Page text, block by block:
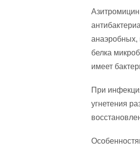
анаэробных,
белка
имеет
При
угнетения